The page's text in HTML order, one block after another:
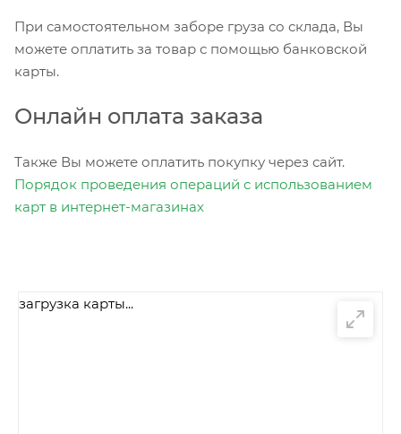
При самостоятельном заборе груза со склада, Вы
можете оплатить за товар с помощью банковской
карты.
Онлайн оплата заказа
Также Вы можете оплатить покупку через сайт.
Порядок проведения операций с использованием
карт в интернет-магазинах
загрузка карты...